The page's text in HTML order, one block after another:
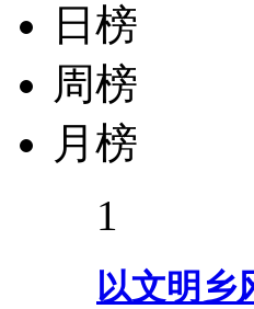
日榜
周榜
月榜
1
以文明乡